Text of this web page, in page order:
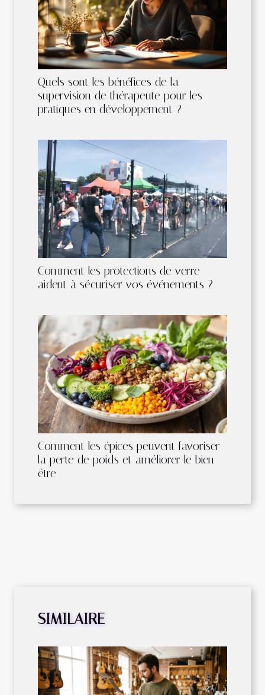
Quels sont les bénéfices de la
supervision de thérapeute pour les
pratiques en développement ?
Comment les protections de verre
aident à sécuriser vos événements ?
Comment les épices peuvent favoriser
la perte de poids et améliorer le bien-
être
SIMILAIRE